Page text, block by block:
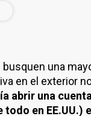
busquen una
en el exterior
abrir una
en EE.UU.)